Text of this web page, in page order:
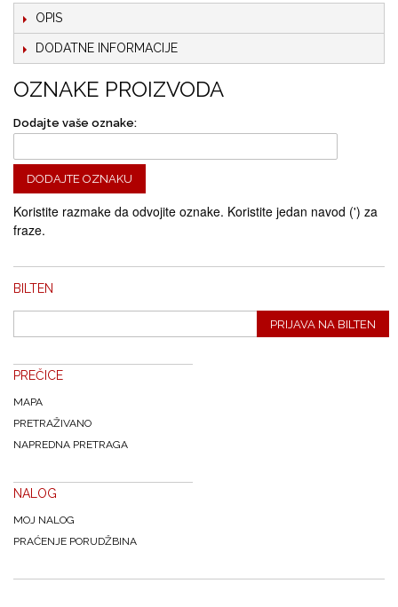
OPIS
DODATNE INFORMACIJE
OZNAKE PROIZVODA
Dodajte vaše oznake:
DODAJTE OZNAKU
Koristite razmake da odvojite oznake. Koristite jedan navod (') za
fraze.
BILTEN
PRIJAVA NA BILTEN
PREČICE
MAPA
PRETRAŽIVANO
NAPREDNA PRETRAGA
NALOG
MOJ NALOG
PRAĆENJE PORUDŽBINA